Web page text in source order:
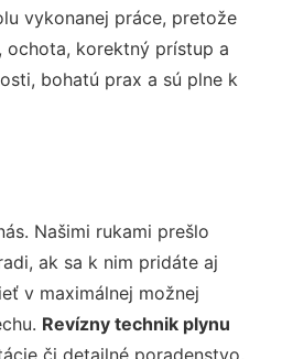
vykonanej práce, pretože
ochota, korektný prístup a
bohatú prax a sú plne k
Našimi rukami prešlo
ak sa k nim pridáte aj
v maximálnej možnej
Revízny technik plynu